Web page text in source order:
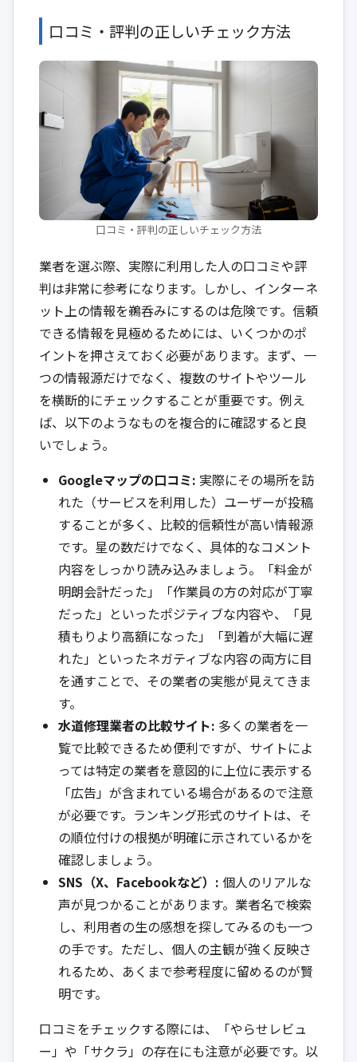
口コミ・評判の正しいチェック方法
口コミ・評判の正しいチェック方法
業者を選ぶ際、実際に利用した人の口コミや評
判は非常に参考になります。しかし、インターネ
ット上の情報を鵜呑みにするのは危険です。信頼
できる情報を見極めるためには、いくつかのポ
イントを押さえておく必要があります。まず、一
つの情報源だけでなく、複数のサイトやツール
を横断的にチェックすることが重要です。例え
ば、以下のようなものを複合的に確認すると良
いでしょう。
Googleマップの口コミ: 実際にその場所を訪
れた（サービスを利用した）ユーザーが投稿
することが多く、比較的信頼性が高い情報源
です。星の数だけでなく、具体的なコメント
内容をしっかり読み込みましょう。「料金が
明朗会計だった」「作業員の方の対応が丁寧
だった」といったポジティブな内容や、「見
積もりより高額になった」「到着が大幅に遅
れた」といったネガティブな内容の両方に目
を通すことで、その業者の実態が見えてきま
す。
水道修理業者の比較サイト: 多くの業者を一
覧で比較できるため便利ですが、サイトによ
っては特定の業者を意図的に上位に表示する
「広告」が含まれている場合があるので注意
が必要です。ランキング形式のサイトは、そ
の順位付けの根拠が明確に示されているかを
確認しましょう。
SNS（X、Facebookなど）: 個人のリアルな
声が見つかることがあります。業者名で検索
し、利用者の生の感想を探してみるのも一つ
の手です。ただし、個人の主観が強く反映さ
れるため、あくまで参考程度に留めるのが賢
明です。
口コミをチェックする際には、「やらせレビュ
ー」や「サクラ」の存在にも注意が必要です。以